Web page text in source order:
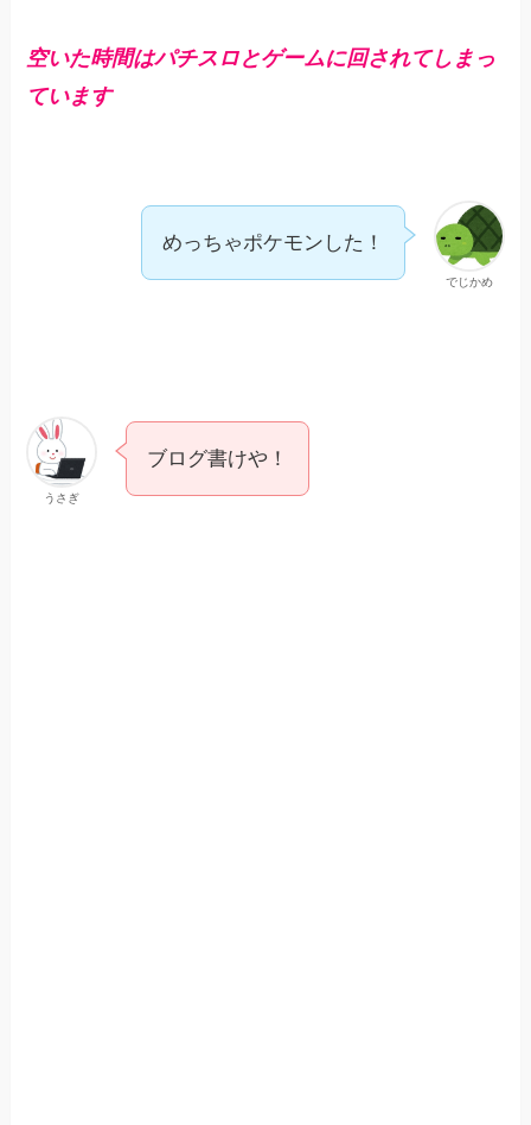
空いた時間はパチスロとゲームに回されてしまっ
ています
でじかめ
めっちゃポケモンした！
うさぎ
ブログ書けや！